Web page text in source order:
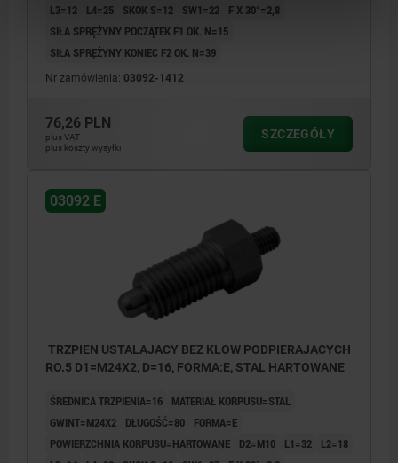
L3=12
L4=25 SKOK S=12 SW1=22
F X 30°=2,8
SIŁA SPRĘŻYNY POCZĄTEK F1 OK. N=15
SIŁA SPRĘŻYNY KONIEC F2 OK. N=39
Nr zamówienia: 03092-1412
76,26 PLN
plus VAT
plus koszty wysyłki
SZCZEGÓŁY
03092 E
TRZPIEN USTALAJACY BEZ KLOW PODPIERAJACYCH
RO.5 D1=M24X2, D=16, FORMA:E, STAL HARTOWANE
ŚREDNICA TRZPIENIA=16
MATERIAŁ KORPUSU=STAL
GWINT=M24X2
DŁUGOŚĆ=80
FORMA=E
POWIERZCHNIA KORPUSU=HARTOWANE
D2=M10 L1=32
L2=18